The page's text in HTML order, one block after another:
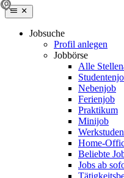
Jobsuche
Profil anlegen
Jobbörse
Alle
Nebenjob
Ferienjob
Praktikum
Minijob
Home-
Beliebte
Jobs ab